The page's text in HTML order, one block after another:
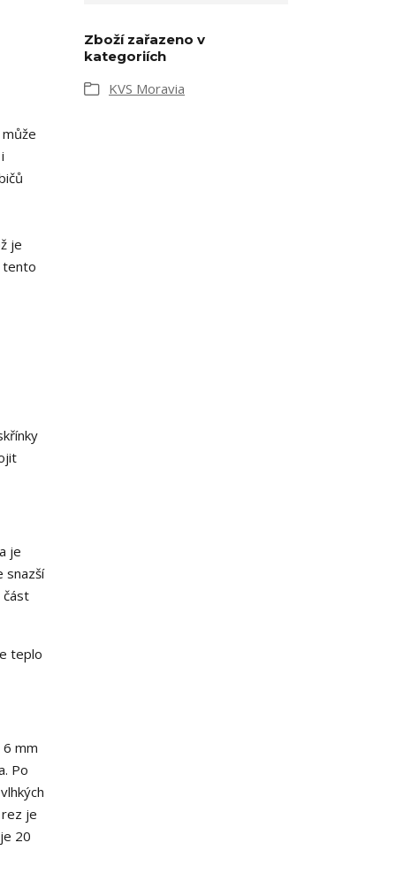
je
tento
je
snazší
část
teplo
mm
Po
je
20
Zboží zařazeno v
kategoriích
KVS Moravia